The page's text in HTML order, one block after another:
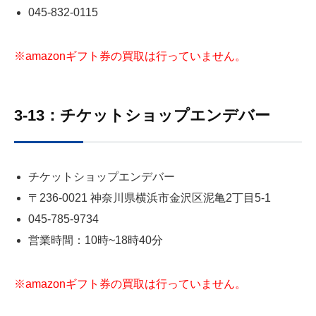
045-832-0115
※amazonギフト券の買取は行っていません。
3-13：チケットショップエンデバー
チケットショップエンデバー
〒236-0021 神奈川県横浜市金沢区泥亀2丁目5‐1
045-785-9734
営業時間：10時~18時40分
※amazonギフト券の買取は行っていません。